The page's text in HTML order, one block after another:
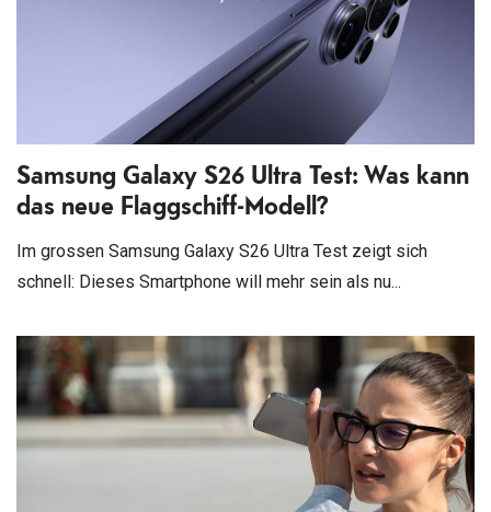
Samsung Galaxy S26 Ultra Test: Was kann
das neue Flaggschiff-Modell?
Im grossen Samsung Galaxy S26 Ultra Test zeigt sich
schnell: Dieses Smartphone will mehr sein als nu...